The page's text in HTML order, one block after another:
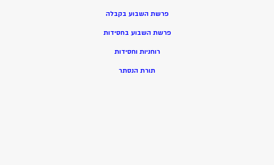
פרשת השבוע בקבלה
פרשת השבוע בחסידות
רוחניות וחסידות
תורת הנסתר